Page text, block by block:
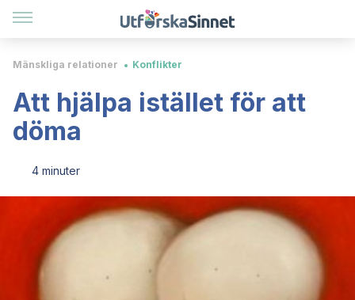
Mänskliga relationer Konflikter
Att hjälpa istället för att
döma
4 minuter